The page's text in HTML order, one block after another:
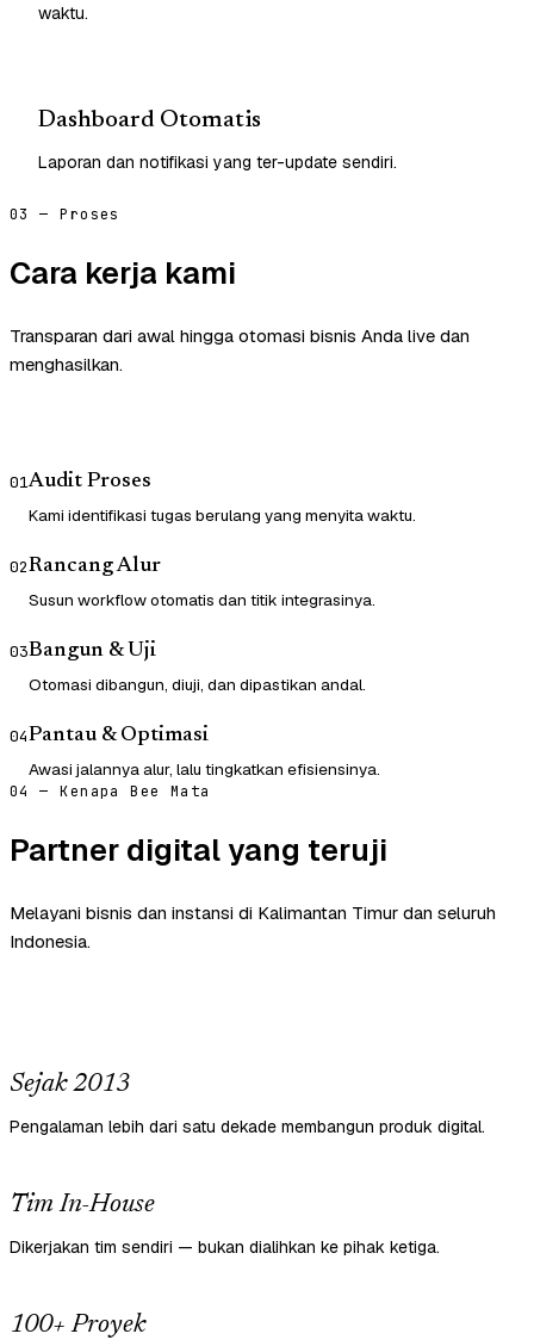
waktu.
Dashboard Otomatis
Laporan dan notifikasi yang ter-update sendiri.
03 — Proses
Cara kerja kami
Transparan dari awal hingga otomasi bisnis Anda live dan
menghasilkan.
01Audit Proses
Kami identifikasi tugas berulang yang menyita waktu.
02Rancang Alur
Susun workflow otomatis dan titik integrasinya.
03Bangun & Uji
Otomasi dibangun, diuji, dan dipastikan andal.
04Pantau & Optimasi
Awasi jalannya alur, lalu tingkatkan efisiensinya.
04 — Kenapa Bee Mata
Partner digital yang teruji
Melayani bisnis dan instansi di Kalimantan Timur dan seluruh
Indonesia.
Sejak 2013
Pengalaman lebih dari satu dekade membangun produk digital.
Tim In-House
Dikerjakan tim sendiri — bukan dialihkan ke pihak ketiga.
100+ Proyek